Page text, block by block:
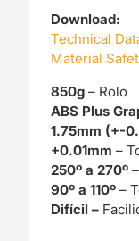
Download:
Technical
Material
850g – Rolo
ABS Plus
1.75mm (+-
+0.01mm–
250º a 270º
90º a 110º–
Difícil –